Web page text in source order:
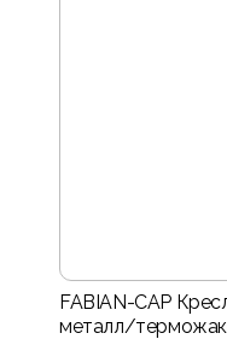
FABIAN-CAP
металл/